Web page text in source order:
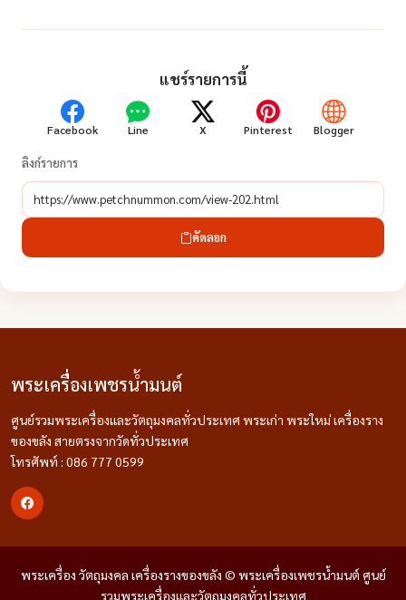
แชร์รายการนี้
Facebook Line X Pinterest Blogger
ลิงก์รายการ
คัดลอก
พระเครื่องเพชรน้ำมนต์
ศูนย์รวมพระเครื่องและวัตถุมงคลทั่วประเทศ พระเก่า พระใหม่ เครื่องราง
ของขลัง สายตรงจากวัดทั่วประเทศ
โทรศัพท์ : 086 777 0599
พระเครื่อง วัตถุมงคล เครื่องรางของขลัง © พระเครื่องเพชรน้ำมนต์ ศูนย์
รวมพระเครื่องและวัตถุมงคลทั่วประเทศ